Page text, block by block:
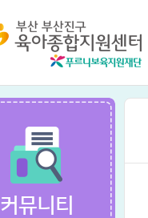
커뮤니티